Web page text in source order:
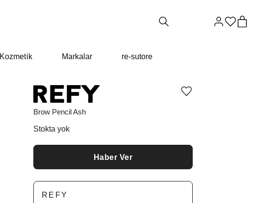
Kozmetik Markalar re-sutore
Brow Pencil Ash
Ürünü
Stokta yok
Haber Ver
REFY